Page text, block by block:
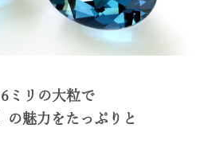
ミリの大粒で
の魅力をたっぷりと